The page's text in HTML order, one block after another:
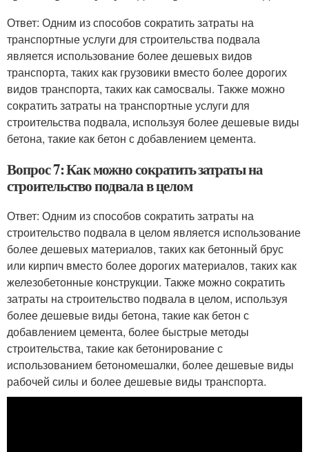
Ответ: Одним из способов сократить затраты на
транспортные услуги для строительства подвала
является использование более дешевых видов
транспорта, таких как грузовики вместо более дорогих
видов транспорта, таких как самосвалы. Также можно
сократить затраты на транспортные услуги для
строительства подвала, используя более дешевые виды
бетона, такие как бетон с добавлением цемента.
Вопрос 7: Как можно сократить затраты на
строительство подвала в целом
Ответ: Одним из способов сократить затраты на
строительство подвала в целом является использование
более дешевых материалов, таких как бетонный брус
или кирпич вместо более дорогих материалов, таких как
железобетонные конструкции. Также можно сократить
затраты на строительство подвала в целом, используя
более дешевые виды бетона, такие как бетон с
добавлением цемента, более быстрые методы
строительства, такие как бетонирование с
использованием бетономешалки, более дешевые виды
рабочей силы и более дешевые виды транспорта.